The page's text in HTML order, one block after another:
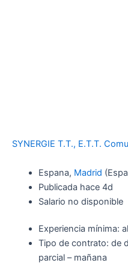
SYNERGIE T.T., E.T.T.
Espana, Madrid
Publicada hace 4d
Salario no disponible
Experiencia mínima:
Tipo de contrato: de
parcial – mañana